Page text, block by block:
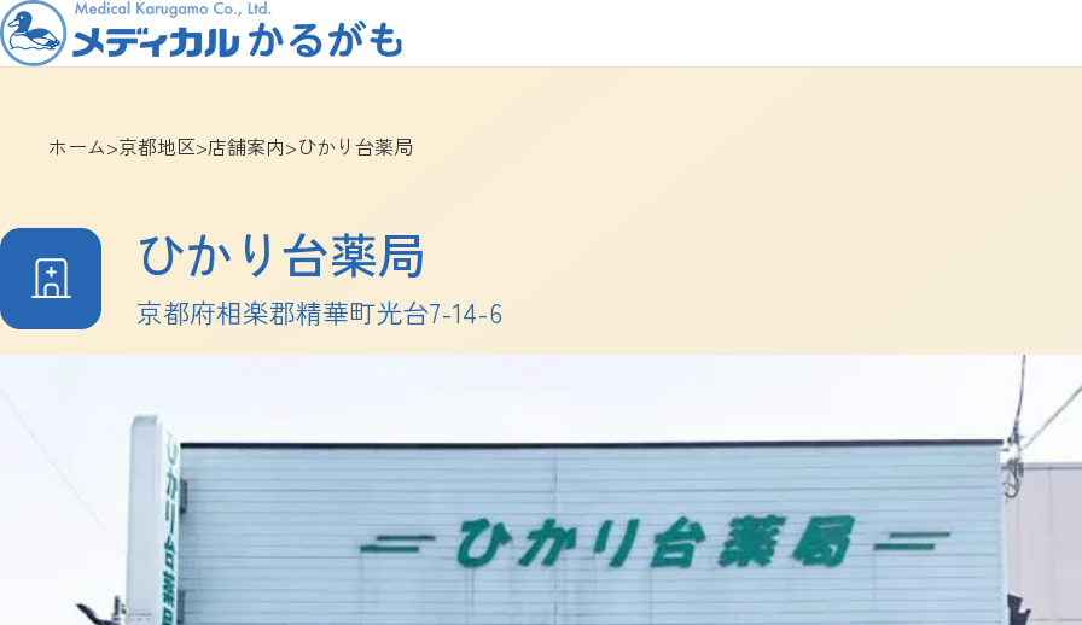
ホーム>京都地区>店舗案内>ひかり台薬局
ひかり台薬局
京都府相楽郡精華町光台7-14-6